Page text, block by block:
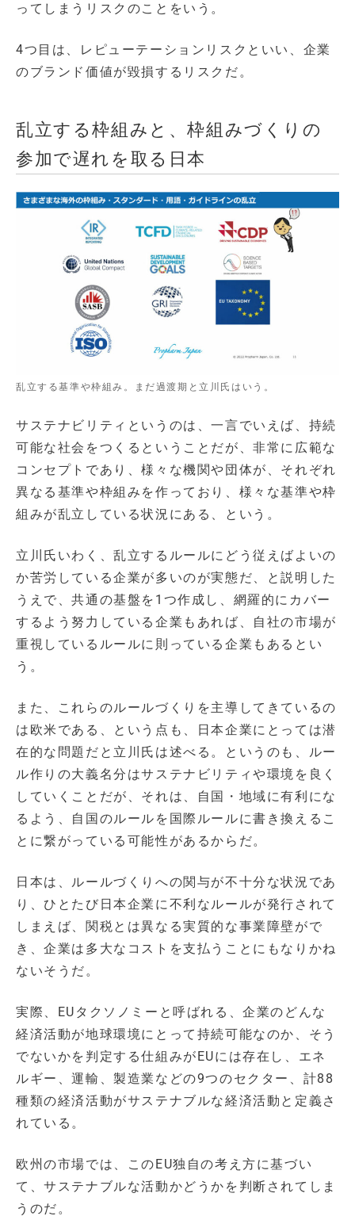
ってしまうリスクのことをいう。
4つ目は、レピューテーションリスクといい、企業
のブランド価値が毀損するリスクだ。
乱立する枠組みと、枠組みづくりの
参加で遅れを取る日本
乱立する基準や枠組み。まだ過渡期と立川氏はいう。
サステナビリティというのは、一言でいえば、持続
可能な社会をつくるということだが、非常に広範な
コンセプトであり、様々な機関や団体が、それぞれ
異なる基準や枠組みを作っており、様々な基準や枠
組みが乱立している状況にある、という。
立川氏いわく、乱立するルールにどう従えばよいの
か苦労している企業が多いのが実態だ、と説明した
うえで、共通の基盤を1つ作成し、網羅的にカバー
するよう努力している企業もあれば、自社の市場が
重視しているルールに則っている企業もあるとい
う。
また、これらのルールづくりを主導してきているの
は欧米である、という点も、日本企業にとっては潜
在的な問題だと立川氏は述べる。というのも、ルー
ル作りの大義名分はサステナビリティや環境を良く
していくことだが、それは、自国・地域に有利にな
るよう、自国のルールを国際ルールに書き換えるこ
とに繋がっている可能性があるからだ。
日本は、ルールづくりへの関与が不十分な状況であ
り、ひとたび日本企業に不利なルールが発行されて
しまえば、関税とは異なる実質的な事業障壁がで
き、企業は多大なコストを支払うことにもなりかね
ないそうだ。
実際、EUタクソノミーと呼ばれる、企業のどんな
経済活動が地球環境にとって持続可能なのか、そう
でないかを判定する仕組みがEUには存在し、エネ
ルギー、運輸、製造業などの9つのセクター、計88
種類の経済活動がサステナブルな経済活動と定義さ
れている。
欧州の市場では、このEU独自の考え方に基づい
て、サステナブルな活動かどうかを判断されてしま
うのだ。